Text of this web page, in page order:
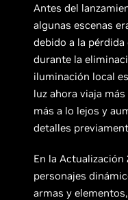
Antes del
algunas escenas
debido a la
durante la
iluminación local
luz ahora viaja
más a lo lejos y
detalles
En la
personajes
armas y